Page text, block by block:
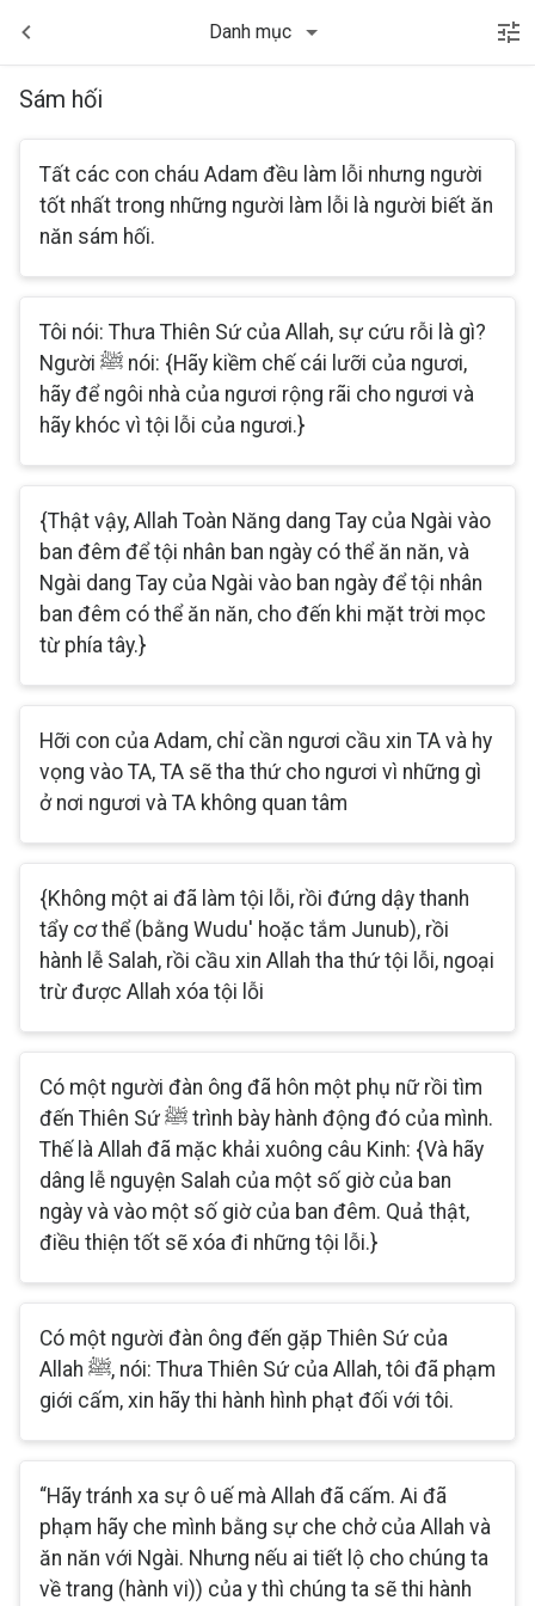
Danh mục
Sám hối
Tất các con cháu Adam đều làm lỗi nhưng người
tốt nhất trong những người làm lỗi là người biết ăn
năn sám hối.
Tôi nói: Thưa Thiên Sứ của Allah, sự cứu rỗi là gì?
Người ﷺ nói: {Hãy kiềm chế cái lưỡi của ngươi,
hãy để ngôi nhà của ngươi rộng rãi cho ngươi và
hãy khóc vì tội lỗi của ngươi.}
{Thật vậy, Allah Toàn Năng dang Tay của Ngài vào
ban đêm để tội nhân ban ngày có thể ăn năn, và
Ngài dang Tay của Ngài vào ban ngày để tội nhân
ban đêm có thể ăn năn, cho đến khi mặt trời mọc
từ phía tây.}
Hỡi con của Adam, chỉ cần ngươi cầu xin TA và hy
vọng vào TA, TA sẽ tha thứ cho ngươi vì những gì
ở nơi ngươi và TA không quan tâm
{Không một ai đã làm tội lỗi, rồi đứng dậy thanh
tẩy cơ thể (bằng Wudu' hoặc tắm Junub), rồi
hành lễ Salah, rồi cầu xin Allah tha thứ tội lỗi, ngoại
trừ được Allah xóa tội lỗi
Có một người đàn ông đã hôn một phụ nữ rồi tìm
đến Thiên Sứ ﷺ trình bày hành động đó của mình.
Thế là Allah đã mặc khải xuông câu Kinh: {Và hãy
dâng lễ nguyện Salah của một số giờ của ban
ngày và vào một số giờ của ban đêm. Quả thật,
điều thiện tốt sẽ xóa đi những tội lỗi.}
Có một người đàn ông đến gặp Thiên Sứ của
Allah ﷺ, nói: Thưa Thiên Sứ của Allah, tôi đã phạm
giới cấm, xin hãy thi hành hình phạt đối với tôi.
“Hãy tránh xa sự ô uế mà Allah đã cấm. Ai đã
phạm hãy che mình bằng sự che chở của Allah và
ăn năn với Ngài. Nhưng nếu ai tiết lộ cho chúng ta
về trang (hành vi)) của y thì chúng ta sẽ thi hành